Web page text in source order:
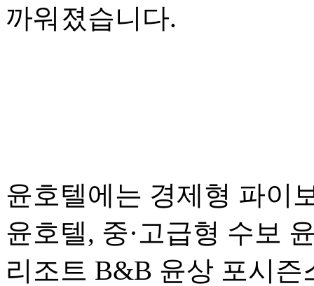
까워졌습니다.
윤호텔에는 경제형 파이
윤호텔, 중·고급형 수보
리조트 B&B 윤상 포시